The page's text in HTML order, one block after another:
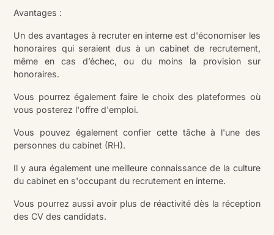
Avantages :
Un des avantages à recruter en interne est d'économiser les
honoraires qui seraient dus à un cabinet de recrutement,
même en cas d’échec, ou du moins la provision sur
honoraires.
Vous pourrez également faire le choix des plateformes où
vous posterez l'offre d'emploi.
Vous pouvez également confier cette tâche à l'une des
personnes du cabinet (RH).
Il y aura également une meilleure connaissance de la culture
du cabinet en s'occupant du recrutement en interne.
Vous pourrez aussi avoir plus de réactivité dès la réception
des CV des candidats.